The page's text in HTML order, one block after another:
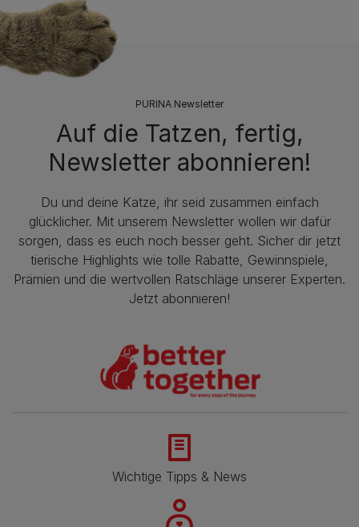
PURINA Newsletter
Auf die Tatzen, fertig,
Newsletter abonnieren!
Du und deine Katze, ihr seid zusammen einfach
glücklicher. Mit unserem Newsletter wollen wir dafür
sorgen, dass es euch noch besser geht. Sicher dir jetzt
tierische Highlights wie tolle Rabatte, Gewinnspiele,
Prämien und die wertvollen Ratschläge unserer Experten.
Jetzt abonnieren!
Wichtige Tipps & News